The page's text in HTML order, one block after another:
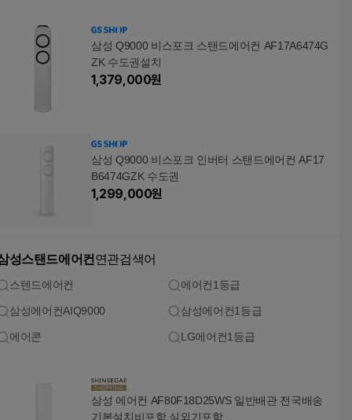
삼성 Q9000 비스포크 스탠드에어컨 AF17A6474G
ZK 수도권설치
1,379,000원
삼성 Q9000 비스포크 인버터 스탠드에어컨 AF17
B6474GZK 수도권
1,299,000원
성스탠드에어컨 연관검색어
스텐드에어컨 에어컨1등급
삼성에어컨AIQ9000 삼성에어컨1등급
에어콘 LG에어컨1등급
삼성 에어컨 AF80F18D25WS 일반배관 전국배송
기본설치비포함 실외기포함